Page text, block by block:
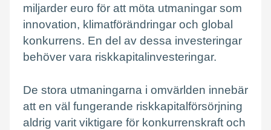
miljarder euro för att möta utmaningar som
innovation, klimatförändringar och global
konkurrens. En del av dessa investeringar
behöver vara riskkapitalinvesteringar.
De stora utmaningarna i omvärlden innebär
att en väl fungerande riskkapitalförsörjning
aldrig varit viktigare för konkurrenskraft och